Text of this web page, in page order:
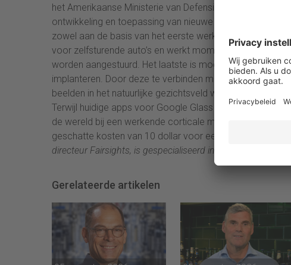
het Amerikaanse Ministerie van Defensie met een
ontwikkeling en toepassing van nieuwe technologieën
zowel aan de basis van het eerste werkende internet
voor zelfsturende auto’s en werkt momenteel onder
worden aangestuurd. Het laatste is mogelijk door de
implanteren. Door deze te verbinden met de visuele
beelden in het natuurlijke gezichtsveld worden
Terwijl huidige apps voor Google Glass blinden helpen
de wereld bij een werkende corticale modem letterlijk
geschatte kosten van 10 dollar voor een chip zal een
directeur Fairsights, is gespecialiseerd in scenariodenken
Gerelateerde artikelen